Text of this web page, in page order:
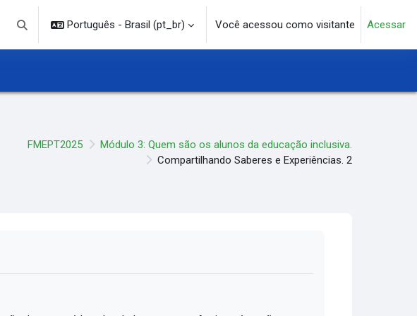
Alternar entrada de pesquisa
Português - Brasil ‎(pt_br)‎ Você acessou como visitante Acessar
FMEPT2025
Módulo 3: Quem são os alunos da educação inclusiva.
Compartilhando Saberes e Experiências. 2